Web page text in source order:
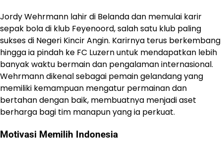
Jordy Wehrmann lahir di Belanda dan memulai karir
sepak bola di klub Feyenoord, salah satu klub paling
sukses di Negeri Kincir Angin. Karirnya terus berkembang
hingga ia pindah ke FC Luzern untuk mendapatkan lebih
banyak waktu bermain dan pengalaman internasional.
Wehrmann dikenal sebagai pemain gelandang yang
memiliki kemampuan mengatur permainan dan
bertahan dengan baik, membuatnya menjadi aset
berharga bagi tim manapun yang ia perkuat.
Motivasi Memilih Indonesia